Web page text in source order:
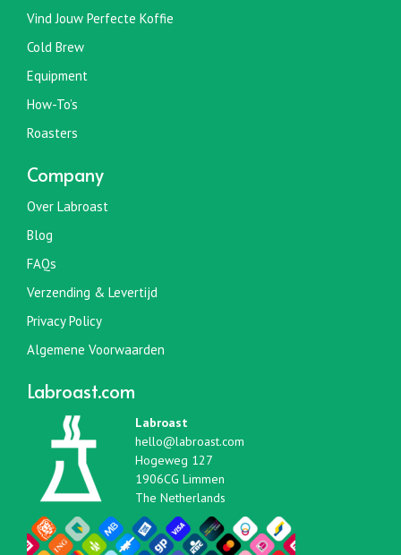
Vind Jouw Perfecte Koffie
Cold Brew
Equipment
How-To’s
Roasters
Company
Over Labroast
Blog
FAQs
Verzending & Levertijd
Privacy Policy
Algemene Voorwaarden
Labroast.com
Labroast
hello@labroast.com
Hogeweg 127
1906CG Limmen
The Netherlands